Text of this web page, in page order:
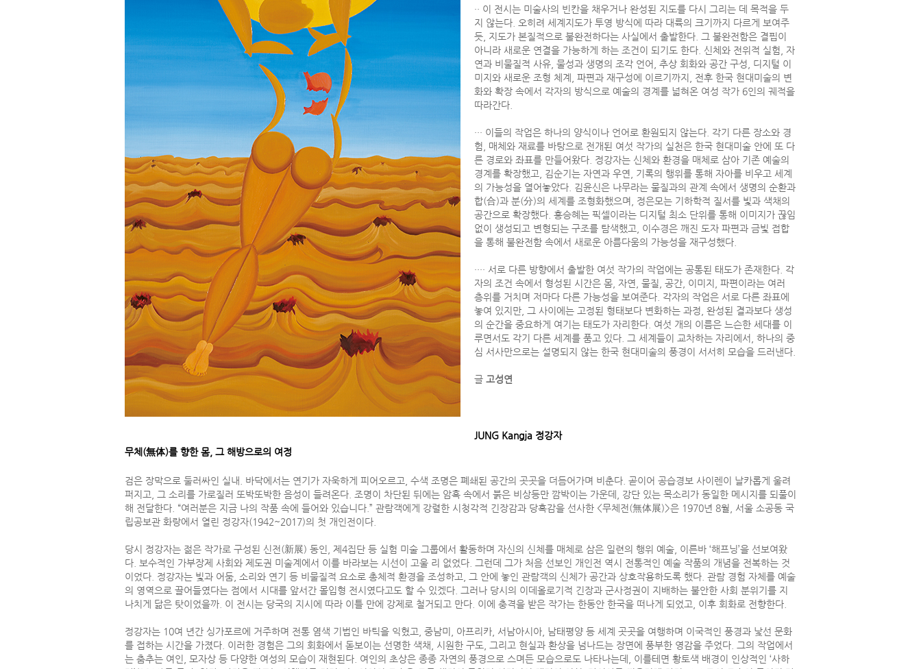
·· 이 전시는 미술사의 빈칸을 채우거나 완성된 지도를 다시 그리는 데 목적을 두
지 않는다. 오히려 세계지도가 투영 방식에 따라 대륙의 크기까지 다르게 보여주
듯, 지도가 본질적으로 불완전하다는 사실에서 출발한다. 그 불완전함은 결핍이
아니라 새로운 연결을 가능하게 하는 조건이 되기도 한다. 신체와 전위적 실험, 자
연과 비물질적 사유, 물성과 생명의 조각 언어, 추상 회화와 공간 구성, 디지털 이
미지와 새로운 조형 체계, 파편과 재구성에 이르기까지, 전후 한국 현대미술의 변
화와 확장 속에서 각자의 방식으로 예술의 경계를 넓혀온 여성 작가 6인의 궤적을
따라간다.
··· 이들의 작업은 하나의 양식이나 언어로 환원되지 않는다. 각기 다른 장소와 경
험, 매체와 재료를 바탕으로 전개된 여섯 작가의 실천은 한국 현대미술 안에 또 다
른 경로와 좌표를 만들어왔다. 정강자는 신체와 환경을 매체로 삼아 기존 예술의
경계를 확장했고, 김순기는 자연과 우연, 기록의 행위를 통해 자아를 비우고 세계
의 가능성을 열어놓았다. 김윤신은 나무라는 물질과의 관계 속에서 생명의 순환과
합(合)과 분(分)의 세계를 조형화했으며, 정은모는 기하학적 질서를 빛과 색채의
공간으로 확장했다. 홍승혜는 픽셀이라는 디지털 최소 단위를 통해 이미지가 끊임
없이 생성되고 변형되는 구조를 탐색했고, 이수경은 깨진 도자 파편과 금빛 접합
을 통해 불완전함 속에서 새로운 아름다움의 가능성을 재구성했다.
···· 서로 다른 방향에서 출발한 여섯 작가의 작업에는 공통된 태도가 존재한다. 각
자의 조건 속에서 형성된 시간은 몸, 자연, 물질, 공간, 이미지, 파편이라는 여러
층위를 거치며 저마다 다른 가능성을 보여준다. 각자의 작업은 서로 다른 좌표에
놓여 있지만, 그 사이에는 고정된 형태보다 변화하는 과정, 완성된 결과보다 생성
의 순간을 중요하게 여기는 태도가 자리한다. 여섯 개의 이름은 느슨한 세대를 이
루면서도 각기 다른 세계를 품고 있다. 그 세계들이 교차하는 자리에서, 하나의 중
심 서사만으로는 설명되지 않는 한국 현대미술의 풍경이 서서히 모습을 드러낸다.
글 고성연
JUNG Kangja 정강자
무체(無体)를 향한 몸, 그 해방으로의 여정
검은 장막으로 둘러싸인 실내. 바닥에서는 연기가 자욱하게 피어오르고, 수색 조명은 폐쇄된 공간의 곳곳을 더듬어가며 비춘다. 곧이어 공습경보 사이렌이 날카롭게 울려
퍼지고, 그 소리를 가로질러 또박또박한 음성이 들려온다. 조명이 차단된 뒤에는 암흑 속에서 붉은 비상등만 깜박이는 가운데, 강단 있는 목소리가 동일한 메시지를 되풀이
해 전달한다. “여러분은 지금 나의 작품 속에 들어와 있습니다.” 관람객에게 강렬한 시청각적 긴장감과 당혹감을 선사한 <무체전(無体展)>은 1970년 8월, 서울 소공동 국
립공보관 화랑에서 열린 정강자(1942~2017)의 첫 개인전이다.
당시 정강자는 젊은 작가로 구성된 신전(新展) 동인, 제4집단 등 실험 미술 그룹에서 활동하며 자신의 신체를 매체로 삼은 일련의 행위 예술, 이른바 ‘해프닝’을 선보여왔
다. 보수적인 가부장제 사회와 제도권 미술계에서 이를 바라보는 시선이 고울 리 없었다. 그런데 그가 처음 선보인 개인전 역시 전통적인 예술 작품의 개념을 전복하는 것
이었다. 정강자는 빛과 어둠, 소리와 연기 등 비물질적 요소로 총체적 환경을 조성하고, 그 안에 놓인 관람객의 신체가 공간과 상호작용하도록 했다. 관람 경험 자체를 예술
의 영역으로 끌어들였다는 점에서 시대를 앞서간 몰입형 전시였다고도 할 수 있겠다. 그러나 당시의 이데올로기적 긴장과 군사정권이 지배하는 불안한 사회 분위기를 지
나치게 닮은 탓이었을까. 이 전시는 당국의 지시에 따라 이틀 만에 강제로 철거되고 만다. 이에 충격을 받은 작가는 한동안 한국을 떠나게 되었고, 이후 회화로 전향한다.
정강자는 10여 년간 싱가포르에 거주하며 전통 염색 기법인 바틱을 익혔고, 중남미, 아프리카, 서남아시아, 남태평양 등 세계 곳곳을 여행하며 이국적인 풍경과 낯선 문화
를 접하는 시간을 가졌다. 이러한 경험은 그의 회화에서 돋보이는 선명한 색채, 시원한 구도, 그리고 현실과 환상을 넘나드는 장면에 풍부한 영감을 주었다. 그의 작업에서
는 춤추는 여인, 모자상 등 다양한 여성의 모습이 재현된다. 여인의 초상은 종종 자연의 풍경으로 스며든 모습으로도 나타나는데, 이를테면 황토색 배경이 인상적인 ‘사하